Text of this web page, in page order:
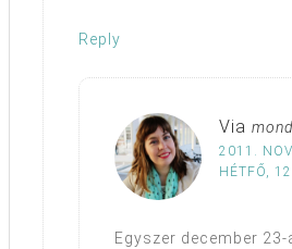
Reply
Via
2011.
HÉTFŐ,
Egyszer december